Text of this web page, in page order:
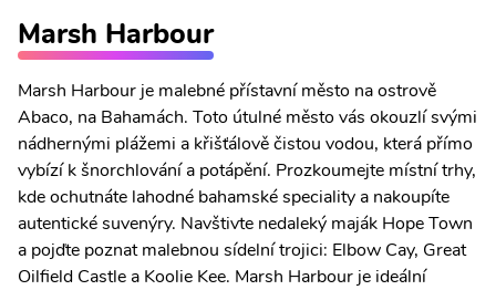
Marsh Harbour
Marsh Harbour je malebné přístavní město na ostrově
Abaco, na Bahamách. Toto útulné město vás okouzlí svými
nádhernými plážemi a křišťálově čistou vodou, která přímo
vybízí k šnorchlování a potápění. Prozkoumejte místní trhy,
kde ochutnáte lahodné bahamské speciality a nakoupíte
autentické suvenýry. Navštivte nedaleký maják Hope Town
a pojďte poznat malebnou sídelní trojici: Elbow Cay, Great
Oilfield Castle a Koolie Kee. Marsh Harbour je ideální